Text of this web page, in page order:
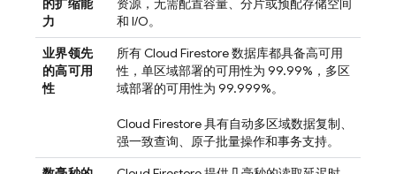
的扩缩能
力
资源，无需配置容量、分片或预配存储空间
和 I/O。
业界领先
的高可用
性
所有Cloud Firestore数据库都具备高可用
性，单区域部署的可用性为 99.99%，多区
域部署的可用性为 99.999%。
Cloud Firestore具有自动多区域数据复制、
强一致查询、原子批量操作和事务支持。